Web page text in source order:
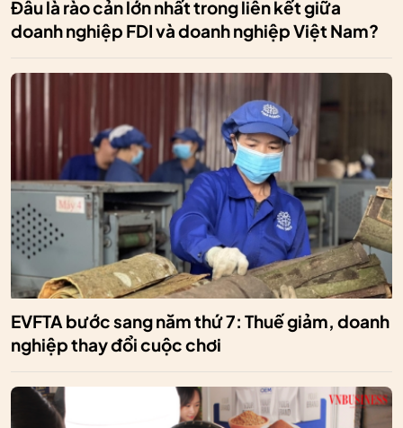
Đâu là rào cản lớn nhất trong liên kết giữa
doanh nghiệp FDI và doanh nghiệp Việt Nam?
EVFTA bước sang năm thứ 7: Thuế giảm, doanh
nghiệp thay đổi cuộc chơi